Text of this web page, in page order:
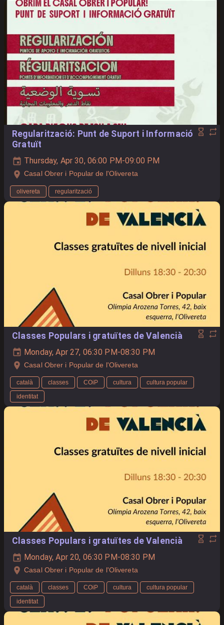
Regularització: Punt de Suport i Informació
Gratuït
Thursday, Apr 30, 06:00 PM-09:00 PM
Casal Obrer i Popular de l'Olivereta
olivereta regularització
Classes Populars i gratuïtes de Valencià
Monday, Apr 27, 06:30 PM-08:30 PM
Casal Obrer i Popular de l'Olivereta
català classes COiP cultura
cultura popular
identitat
Classes Populars i gratuïtes de Valencià
Monday, Apr 20, 06:30 PM-08:30 PM
Casal Obrer i Popular de l'Olivereta
català classes COiP cultura
cultura popular
identitat